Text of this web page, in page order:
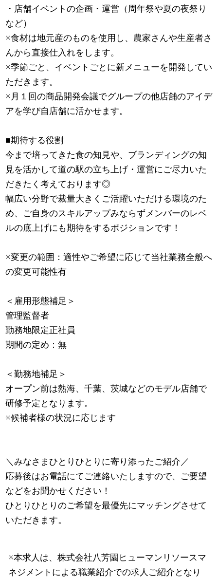
・店舗イベントの企画・運営（周年祭や夏の夜祭り
など）
※食材は地元産のものを使用し、農家さんや生産者さ
んから直接仕入れをします。
※季節ごと、イベントごとに新メニューを開発してい
ただきます。
※月１回の商品開発会議でグループの他店舗のアイデ
アを学び自店舗に活かせます。
■期待する役割:
今まで培ってきた食の知見や、ブランディングの知
見を活かして道の駅の立ち上げ・運営にご尽力いた
だきたく考えております◎
幅広い分野で裁量大きくご活躍いただける環境のた
め、ご自身のスキルアップみならずメンバーのレベ
ルの底上げにも期待をするポジションです！
※変更の範囲：適性やご希望に応じて当社業務全般へ
の変更可能性有
＜雇用形態補足＞
管理監督者
勤務地限定正社員
期間の定め：無
＜勤務地補足＞
オープン前は熱海、千葉、茨城などのモデル店舗で
研修予定となります。
※候補者様の状況に応じます
＼みなさまひとりひとりに寄り添ったご紹介／
応募後はお電話にてご連絡いたしますので、ご要望
などをお聞かせください！
ひとりひとりのご希望を最優先にマッチングさせて
いただきます。
※本求人は、株式会社八芳園ヒューマンリソースマ
ネジメントによる職業紹介での求人ご紹介となり